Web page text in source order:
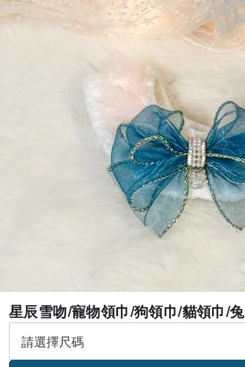
星辰雪吻/寵物領巾/狗領巾/貓領巾/